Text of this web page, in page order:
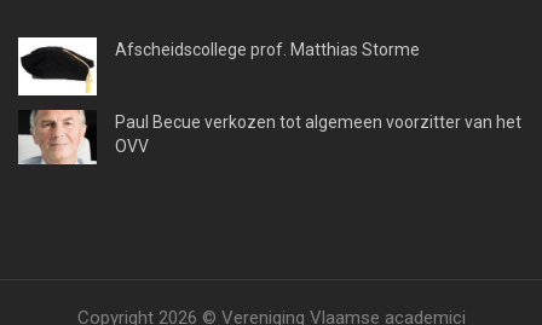
Afscheidscollege prof. Matthias Storme
Paul Becue verkozen tot algemeen voorzitter van het
OVV
Copyright 2026 © Vereniging Vlaamse academici